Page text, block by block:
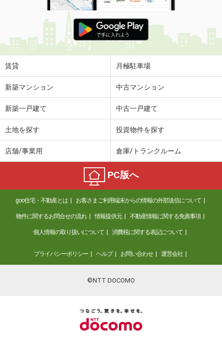
賃貸 月極駐車場
新築マンション 中古マンション
新築一戸建て 中古一戸建て
土地を探す 投資物件を探す
店舗/事業用 倉庫/トランクルーム
PC版へ
goo住宅・不動産とは お客さまご利用端末からの情報の外部送信について
物件に関するお問合せの流れ 情報提供元 不動産情報に関する免責事項
個人情報の取り扱いについて 消費税に関する表記について
プライバシーポリシー ヘルプ お問い合わせ 運営会社
©NTT DOCOMO